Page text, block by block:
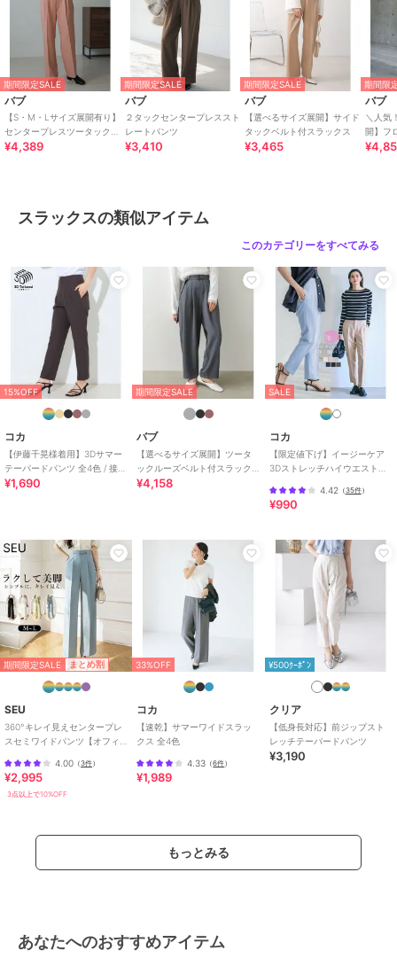
が異なって見える場合がございます。ご了承下さいませ。
※画像の商品はサンプルのため、実際の商品と若干仕様が異なる場合
がございます。
※濃色品は、過度な摩擦や濡れた状態での摩擦により、色落ち・色移
りをする恐れがあります。
※この商品は、素材の特性上、洗濯の際に多少の伸びや縮みが生じる
をご覧ください。
期間限定セール開催中
ブランド
ショップ ブージュルード
商品カテゴリ パンツ ／スラックス
性別タイプ
レディース
レディース
パンツ ／ スラックス
カラー
ＹＥＬＬＯＷ、ＭＯＣＨＡ、ＰＩ
ポリエステル100%
商品のお取り扱い方法
特徴
ポリエステル素材
ルーズストレート
ド・バギー
/ストレートパンツ/
ライフスタイル/
式・卒業式
スラックス
ポリエステル素材/
式・卒業式
期間限定SALE
バブ
【S・M・Lサイズ展開有り】
センタープレスツータックス
ラックス
¥4,389
期間限定SALE
バブ
２タックセンタープレススト
レートパンツ
¥3,410
期間限定SALE
バブ
【選べるサイズ展開】サイド
タックベルト付スラックス
¥3,465
期間限
バブ
＼人気
開】フ
ャーリ
スラックスの類似アイテム
このカテゴリーをすべてみる
15%OFF
コカ
【伊藤千晃様着用】3Dサマー
テーパードパンツ 全4色 / 接触
冷感・シワになりにくい
¥1,690
期間限定SALE
バブ
【選べるサイズ展開】ツータ
ックルーズベルト付スラック
スパンツ
¥4,158
SALE
コカ
【限定値下げ】イージーケア
3Dストレッチハイウエストパ
4.42 （35件）
¥990
期間限定SALE まとめ割
SEU
360°キレイ見えセンタープレ
スセミワイドパンツ【オフィ
ジュアル】
4.00 （3件）
¥2,995
3点以上で10%OFF
33%OFF
コカ
【速乾】サマーワイドスラッ
クス 全4色
4.33 （6件）
¥1,989
¥500ｸｰﾎﾟﾝ
クリア
【低身長対応】前ジップスト
レッチテーパードパンツ
¥3,190
もっとみる
あなたへのおすすめアイテム